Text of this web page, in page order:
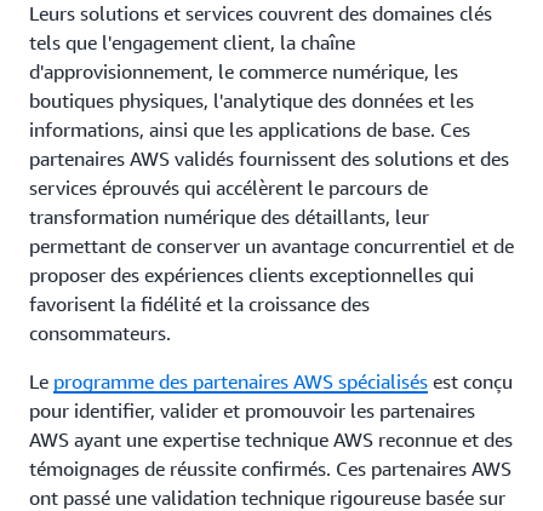
Leurs solutions et services couvrent des domaines clés
tels que l'engagement client, la chaîne
d'approvisionnement, le commerce numérique, les
boutiques physiques, l'analytique des données et les
informations, ainsi que les applications de base. Ces
partenaires AWS validés fournissent des solutions et des
services éprouvés qui accélèrent le parcours de
transformation numérique des détaillants, leur
permettant de conserver un avantage concurrentiel et de
proposer des expériences clients exceptionnelles qui
favorisent la fidélité et la croissance des
consommateurs.
Le programme des partenaires AWS spécialisés est conçu
pour identifier, valider et promouvoir les partenaires
AWS ayant une expertise technique AWS reconnue et des
témoignages de réussite confirmés. Ces partenaires AWS
ont passé une validation technique rigoureuse basée sur